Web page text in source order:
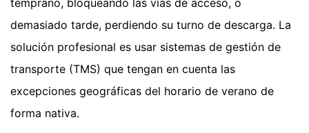
temprano, bloqueando las vías de acceso, o
demasiado tarde, perdiendo su turno de descarga. La
solución profesional es usar sistemas de gestión de
transporte (TMS) que tengan en cuenta las
excepciones geográficas del horario de verano de
forma nativa.